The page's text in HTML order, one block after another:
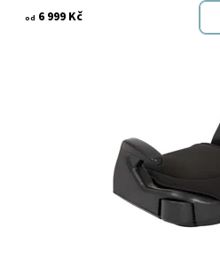
od 6 999 Kč